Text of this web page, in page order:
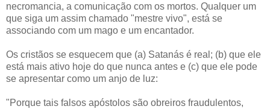
necromancia, a comunicação com os mortos. Qualquer um
que siga um assim chamado "mestre vivo", está se
associando com um mago e um encantador.
Os cristãos se esquecem que (a) Satanás é real; (b) que ele
está mais ativo hoje do que nunca antes e (c) que ele pode
se apresentar como um anjo de luz:
"Porque tais falsos apóstolos são obreiros fraudulentos,